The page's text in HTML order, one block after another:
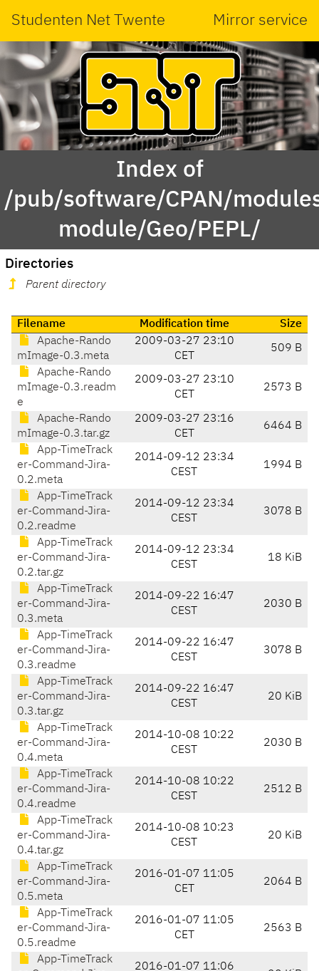
Studenten Net Twente Mirror service
Index of
/pub/software/CPAN/
module/Geo/PEPL/
Directories
Parent directory
Filename Modification time
Size
Apache-Rando
mImage-0.3.meta
2009-03-27 23:10
CET
509 B
Apache-Rando
mImage-0.3.readm
e
2009-03-27 23:10
CET
2573 B
Apache-Rando
mImage-0.3.tar.gz
2009-03-27 23:16
CET
6464 B
App-TimeTrack
er-Command-Jira-
0.2.meta
2014-09-12 23:34
CEST
1994 B
App-TimeTrack
er-Command-Jira-
0.2.readme
2014-09-12 23:34
CEST
3078 B
App-TimeTrack
er-Command-Jira-
0.2.tar.gz
2014-09-12 23:34
CEST
18 KiB
App-TimeTrack
er-Command-Jira-
0.3.meta
2014-09-22 16:47
CEST
2030 B
App-TimeTrack
er-Command-Jira-
0.3.readme
2014-09-22 16:47
CEST
3078 B
App-TimeTrack
er-Command-Jira-
0.3.tar.gz
2014-09-22 16:47
CEST
20 KiB
App-TimeTrack
er-Command-Jira-
0.4.meta
2014-10-08 10:22
CEST
2030 B
App-TimeTrack
er-Command-Jira-
0.4.readme
2014-10-08 10:22
CEST
2512 B
App-TimeTrack
er-Command-Jira-
0.4.tar.gz
2014-10-08 10:23
CEST
20 KiB
App-TimeTrack
er-Command-Jira-
0.5.meta
2016-01-07 11:05
CET
2064 B
App-TimeTrack
er-Command-Jira-
0.5.readme
2016-01-07 11:05
CET
2563 B
App-TimeTrack
2016-01-07 11:06